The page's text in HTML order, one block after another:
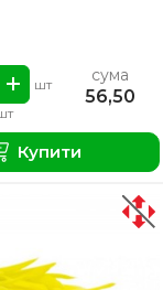
шт сума
56,50
Купити